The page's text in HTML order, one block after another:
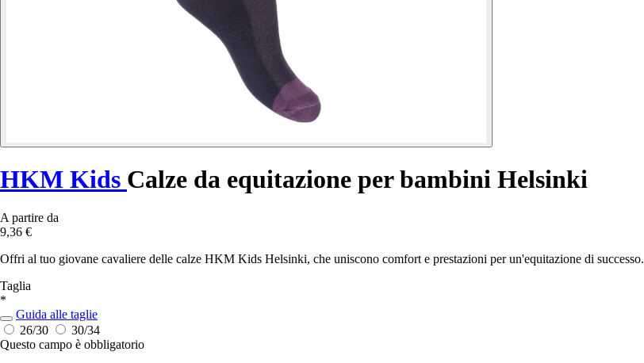
HKM Kids Calze da equitazione per bambini Helsinki
A partire da
9,36 €
Offri al tuo giovane cavaliere delle calze HKM Kids Helsinki, che uniscono comfort e prestazioni per un'equitazione di successo.
Taglia
*
Guida alle taglie
26/30
30/34
Questo campo è obbligatorio